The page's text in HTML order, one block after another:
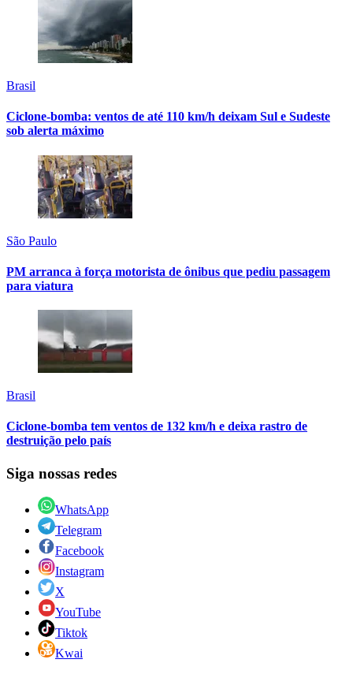
Brasil
Ciclone-bomba: ventos de até 110 km/h deixam Sul e Sudeste
sob alerta máximo
São Paulo
PM arranca à força motorista de ônibus que pediu passagem
para viatura
Brasil
Ciclone-bomba tem ventos de 132 km/h e deixa rastro de
destruição pelo país
Siga nossas redes
WhatsApp
Telegram
Facebook
Instagram
X
YouTube
Tiktok
Kwai